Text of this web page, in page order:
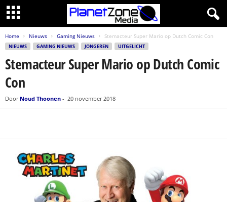
Home Nieuws Gaming Nieuws Stemacteur Super Mario op Dutch Comic Con
NIEUWS GAMING NIEUWS JONGEREN UITGELICHT
Stemacteur Super Mario op Dutch Comic
Con
Door Noud Thoonen - 20 november 2018